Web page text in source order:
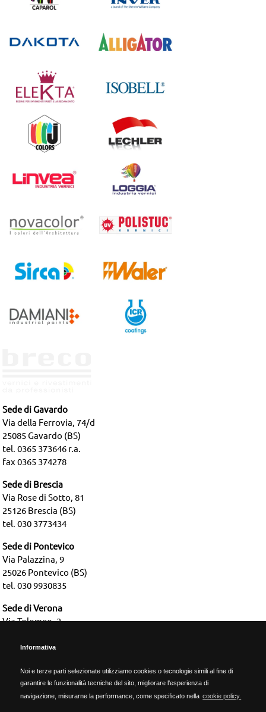
Informativa
Noi e terze parti selezionate utilizziamo cookies o tecnologie simili al fine di
garantire le funzionalità tecniche del sito, migliorare l'esperienza di
navigazione, misurarne la performance, come specificato nella cookie policy.
Sede di Gavardo
Via della Ferrovia, 74/d
25085 Gavardo (BS)
tel. 0365 373646 r.a.
fax 0365 374278
Sede di Brescia
Via Rose di Sotto, 81
25126 Brescia (BS)
tel. 030 3773434
Sede di Pontevico
Via Palazzina, 9
25026 Pontevico (BS)
tel. 030 9930835
Sede di Verona
Via Tolomeo, 2
tel. 045 2583664
Dati aziendali
REA BS-637787 | Cap. Sociale € 800.000,00 i.v. | P.IVA 04735180988